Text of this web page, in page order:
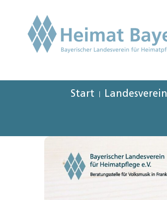
Start Landesverein